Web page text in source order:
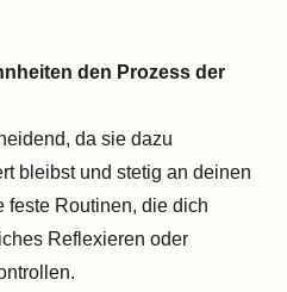
den Prozess der
da sie dazu
bleibst und stetig an deinen
feste Routinen, die dich
Reflexieren oder